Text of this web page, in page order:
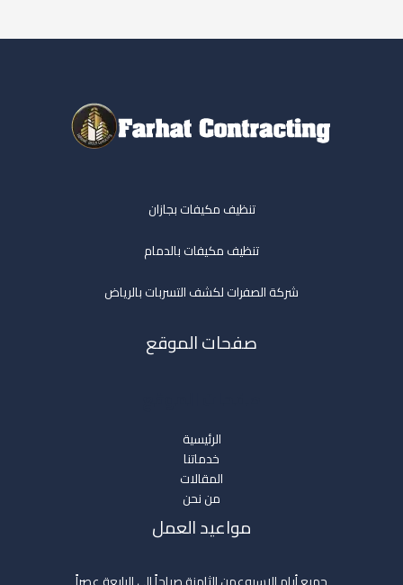
تنظيف مكيفات بجازان
تنظيف مكيفات بالدمام
شركة الصفرات لكشف التسربات بالرياض
صفحات الموقع
الرئيسية
خدماتنا
المقالات
من نحن
مواعيد العمل